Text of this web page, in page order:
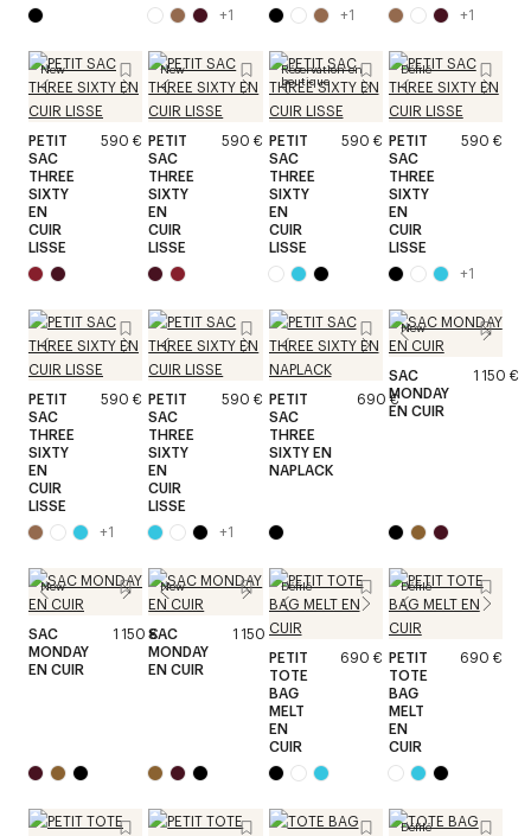
+1 +1 +1
New
PETIT
SAC
THREE
SIXTY
EN
CUIR
LISSE
590 €
New
PETIT
SAC
THREE
SIXTY
EN
CUIR
LISSE
590 €
Réservation en
boutique
PETIT
SAC
THREE
SIXTY
EN
CUIR
LISSE
590 €
Défilé
PETIT
SAC
THREE
SIXTY
EN
CUIR
LISSE
590 €
+1
PETIT
SAC
THREE
SIXTY
EN
CUIR
LISSE
590 €
+1
PETIT
SAC
THREE
SIXTY
EN
CUIR
LISSE
590 €
+1
PETIT
SAC
THREE
SIXTY EN
NAPLACK
690 €
New
SAC
MONDAY
EN CUIR
1 150 €
New
SAC
MONDAY
EN CUIR
1 150 €
New
SAC
MONDAY
EN CUIR
1 150 €
Défilé
PETIT
TOTE
BAG
MELT
EN
CUIR
690 €
Défilé
PETIT
TOTE
BAG
MELT
EN
CUIR
690 €
Défilé